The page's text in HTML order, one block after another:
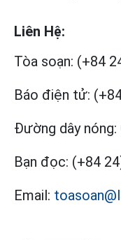
Liên Hệ:
Tòa soạn: (+84
Báo điện tử:
Đường dây nóng:
Bạn đọc: (+84
Email: